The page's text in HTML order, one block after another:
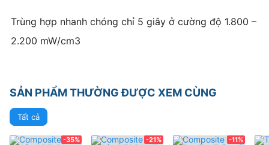
Trùng hợp nhanh chóng chỉ 5 giây ở cường độ 1.800 –
2.200 mW/cm3
SẢN PHẨM THƯỜNG ĐƯỢC XEM CÙNG
Tất cả
-35% -21% -11%